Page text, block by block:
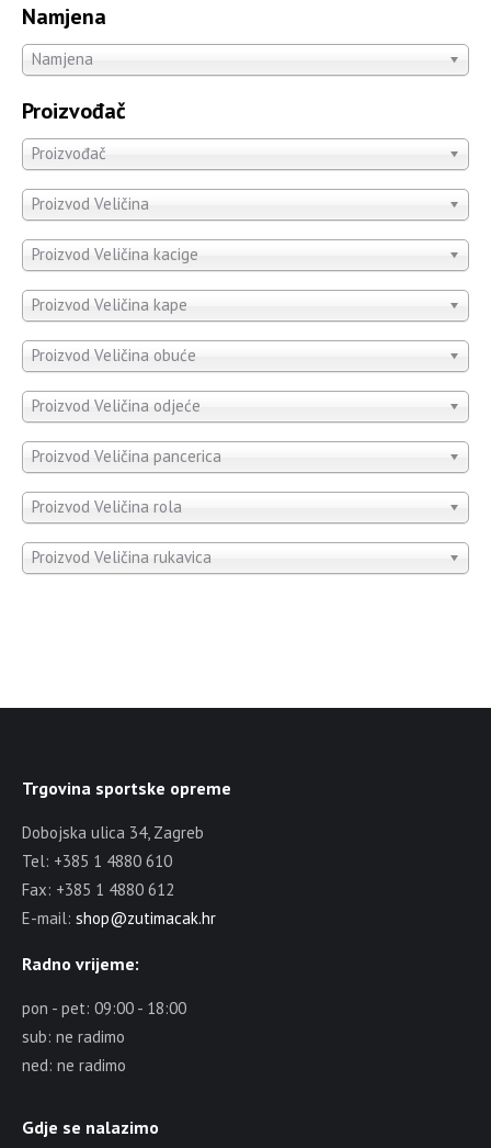
Namjena
Namjena
Proizvođač
Proizvođač
Proizvod Veličina
Proizvod Veličina kacige
Proizvod Veličina kape
Proizvod Veličina obuće
Proizvod Veličina odjeće
Proizvod Veličina pancerica
Proizvod Veličina rola
Proizvod Veličina rukavica
Trgovina sportske opreme
Dobojska ulica 34, Zagreb
Tel: +385 1 4880 610
Fax: +385 1 4880 612
E-mail: shop@zutimacak.hr
Radno vrijeme:
pon - pet: 09:00 - 18:00
sub: ne radimo
ned: ne radimo
Gdje se nalazimo